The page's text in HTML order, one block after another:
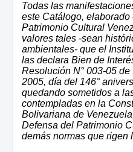
Todas las
este Catálogo,
Patrimonio Cultural
valores tales -sean
ambientales- que el
las declara Bien de
Resolución N° 003-05
2005, día del 146°
quedando sometidos a
contempladas en la
Bolivariana de
Defensa del Patrimonio
demás normas que rigen